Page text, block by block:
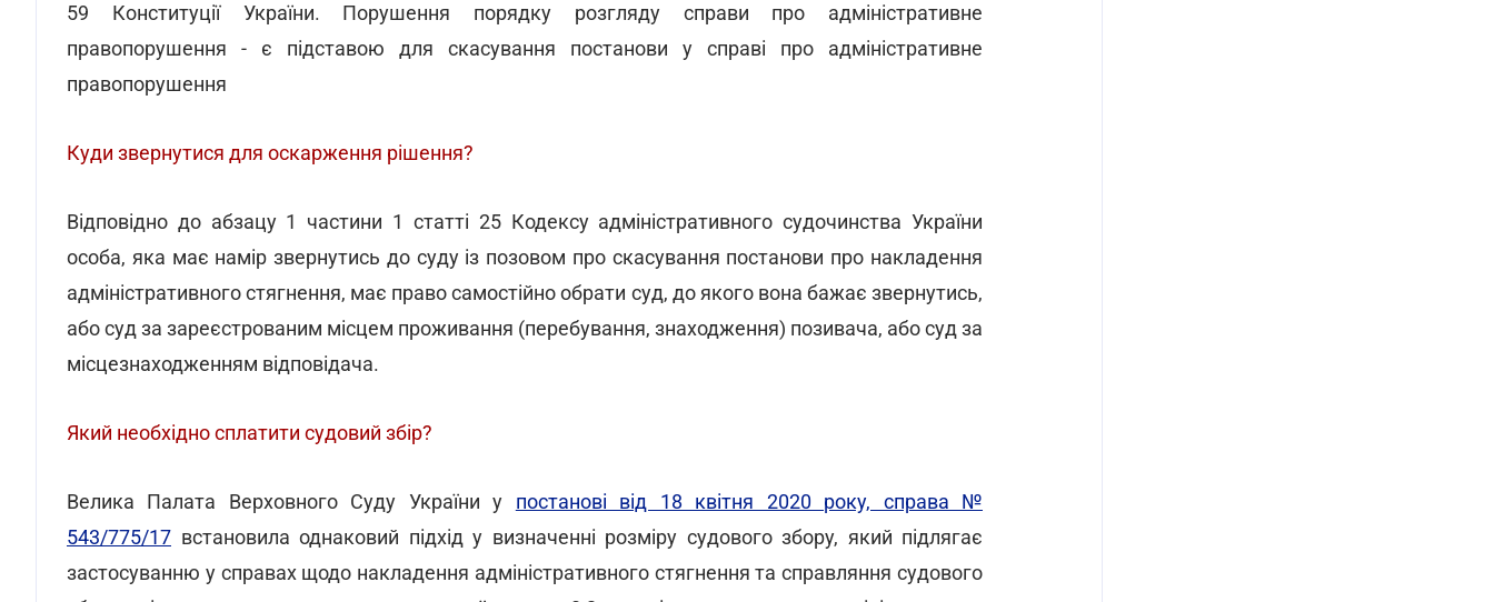
59 Конституції України. Порушення порядку розгляду справи про адміністративне
правопорушення - є підставою для скасування постанови у справі про адміністративне
правопорушення
Куди звернутися для оскарження рішення?
Відповідно до абзацу 1 частини 1 статті 25 Кодексу адміністративного судочинства України
особа, яка має намір звернутись до суду із позовом про скасування постанови про накладення
адміністративного стягнення, має право самостійно обрати суд, до якого вона бажає звернутись,
або суд за зареєстрованим місцем проживання (перебування, знаходження) позивача, або суд за
місцезнаходженням відповідача.
Який необхідно сплатити судовий збір?
Велика Палата Верховного Суду України у постанові від 18 квітня 2020 року, справа №
543/775/17 встановила однаковий підхід у визначенні розміру судового збору, який підлягає
застосуванню у справах щодо накладення адміністративного стягнення та справляння судового